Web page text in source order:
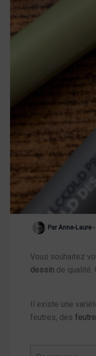
Par Anne-Laure-
Vous souhaitez
dessin de qualité.
Il existe une
feutres, des